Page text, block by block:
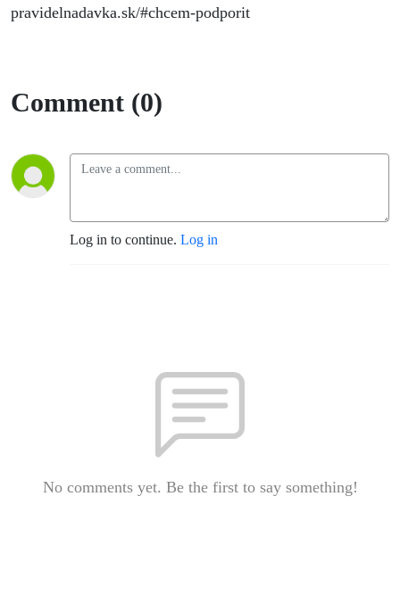
pravidelnadavka.sk/#chcem-podporit
Comment (0)
Log in to continue. Log in
No comments yet. Be the first to say something!